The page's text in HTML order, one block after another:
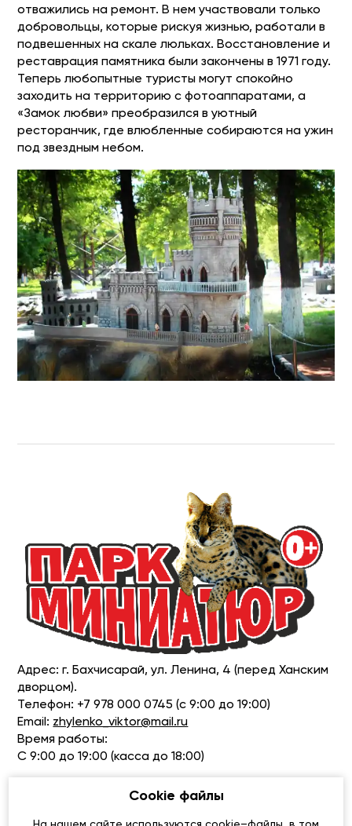
отважились на ремонт. В нем участвовали только
добровольцы, которые рискуя жизнью, работали в
подвешенных на скале люльках. Восстановление и
реставрация памятника были закончены в 1971 году.
Теперь любопытные туристы могут спокойно
заходить на территорию с фотоаппаратами, а
«Замок любви» преобразился в уютный
ресторанчик, где влюбленные собираются на ужин
под звездным небом.
Адрес: г. Бахчисарай, ул. Ленина, 4 (перед Ханским
дворцом).
Телефон: +7 978 000 0745 (с 9:00 до 19:00)
Email: zhylenko_viktor@mail.ru
Время работы:
С 9:00 до 19:00 (касса до 18:00)
ПРОЛОЖИТЬ МАРШРУТ
Cookie файлы